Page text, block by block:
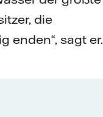
die
enden“, sagt er.